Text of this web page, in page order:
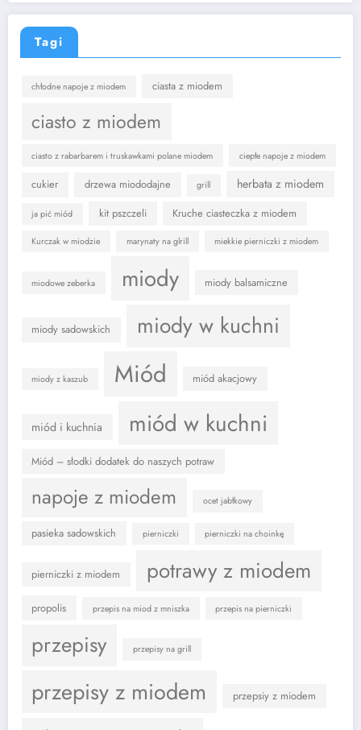
Tagi
chłodne napoje z miodem ciasta z miodem
ciasto z miodem
ciasto z rabarbarem i truskawkami polane miodem ciepłe napoje z miodem
cukier drzewa miododajne grill herbata z miodem
ja pić miód kit pszczeli Kruche ciasteczka z miodem
Kurczak w miodzie marynaty na glrill miekkie pierniczki z miodem
miodowe zeberka miody miody balsamiczne
miody sadowskich miody w kuchni
miody z kaszub Miód miód akacjowy
miód i kuchnia miód w kuchni
Miód – słodki dodatek do naszych potraw
napoje z miodem ocet jabłkowy
pasieka sadowskich pierniczki pierniczki na choinkę
pierniczki z miodem potrawy z miodem
propolis przepis na miod z mniszka przepis na pierniczki
przepisy przepisy na grill
przepisy z miodem przepsiy z miodem